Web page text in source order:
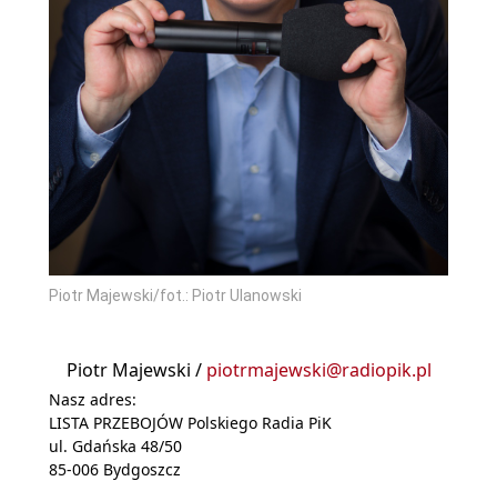
Piotr Majewski/fot.: Piotr Ulanowski
Piotr Majewski / piotrmajewski@radiopik.pl
Nasz adres:
LISTA PRZEBOJÓW Polskiego Radia PiK
ul. Gdańska 48/50
85-006 Bydgoszcz